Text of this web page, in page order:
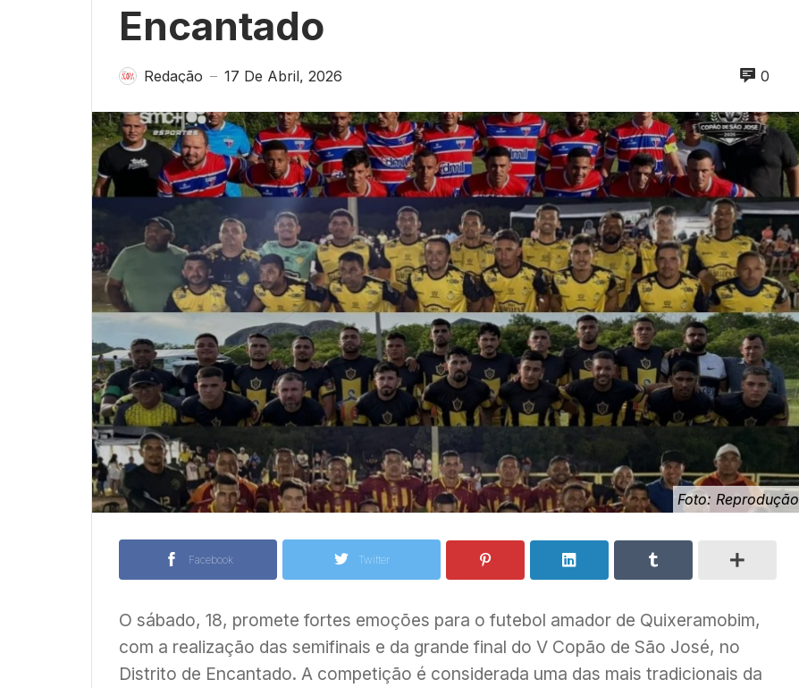
Encantado
Redação — 17 De Abril, 2026 0
Foto: Reprodução
Facebook Twitter
O sábado, 18, promete fortes emoções para o futebol amador de Quixeramobim,
com a realização das semifinais e da grande final do V Copão de São José, no
Distrito de Encantado. A competição é considerada uma das mais tradicionais da